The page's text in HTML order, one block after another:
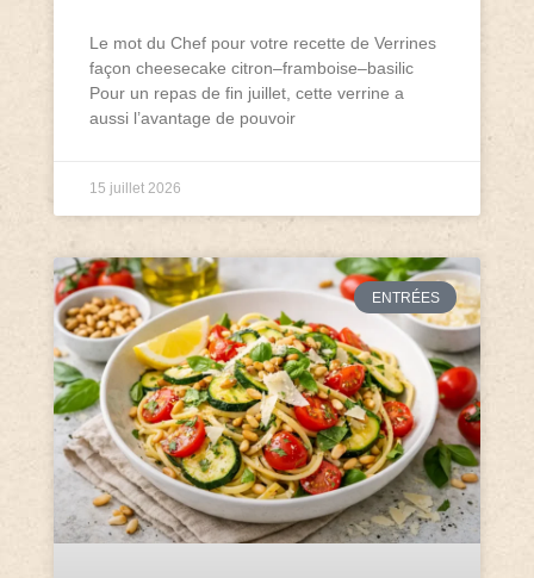
Le mot du Chef pour votre recette de Verrines
façon cheesecake citron–framboise–basilic
Pour un repas de fin juillet, cette verrine a
aussi l’avantage de pouvoir
15 juillet 2026
ENTRÉES